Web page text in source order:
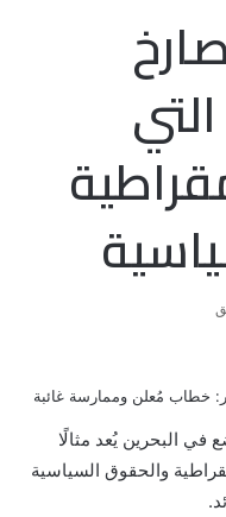
أن الوضع في البحرين يُعد مثالًا
والحقوق السياسية